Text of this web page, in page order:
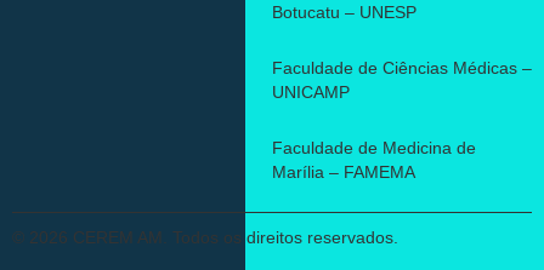
Botucatu – UNESP
Faculdade de Ciências Médicas –
UNICAMP
Faculdade de Medicina de
Marília – FAMEMA
© 2026 CEREM AM. Todos os direitos reservados.